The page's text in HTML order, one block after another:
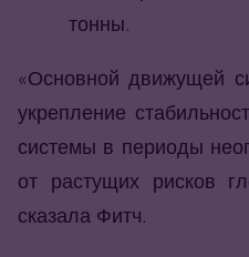
тонны.
«Основной движущей
укрепление
системы в периоды
от растущих рисков
сказала Фитч.